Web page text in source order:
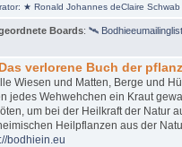
★ Ronald Johannes deClaire Schwab
Boards: 🛰
verlorene Buch der
Wiesen und Matten, Berge und
jedes Wehwehchen ein Kraut
um bei der Heilkraft der Natur
Heilpflanzen aus der
bodhiein.eu